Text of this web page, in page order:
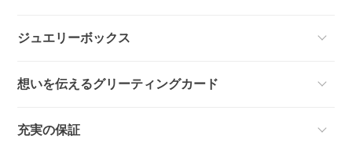
ジュエリーボックス
想いを伝えるグリーティングカード
充実の保証